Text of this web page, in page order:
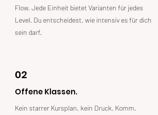
Flow. Jede Einheit bietet Varianten für jedes
Level. Du entscheidest, wie intensiv es für dich
sein darf.
02
Offene Klassen.
Kein starrer Kursplan, kein Druck. Komm,